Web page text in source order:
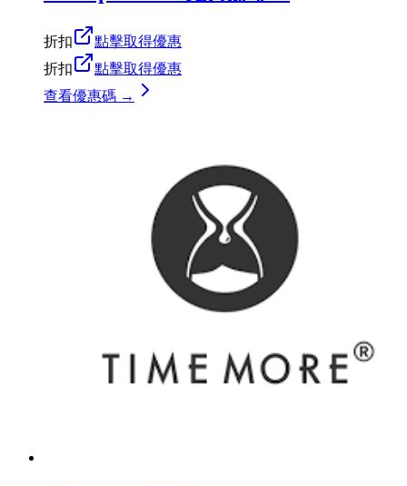
折扣
點擊取得優惠
折扣
點擊取得優惠
查看優惠碼 →